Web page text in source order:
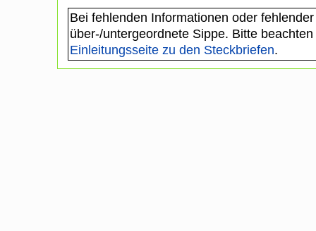
Bei fehlenden Informationen oder
über-/untergeordnete Sippe. Bitte
Einleitungsseite zu den Steckbriefen.